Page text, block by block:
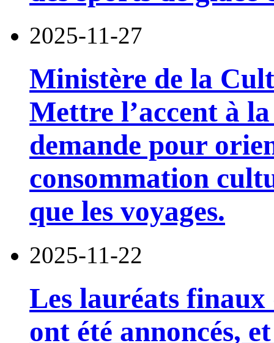
2025-11-27
Ministère de la
Mettre l’accent à
demande pour
consommation
que les voyages.
2025-11-22
Les lauréats
ont été annoncés,